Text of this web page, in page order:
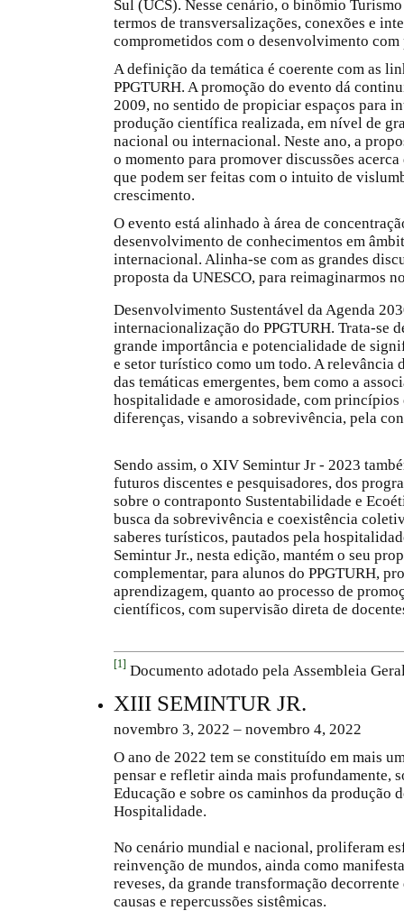
Sul (UCS). Nesse cenário, o binômio
termos de transversalizações, conexões e
comprometidos com o desenvolvimento
A definição da temática é coerente com as
PPGTURH. A promoção do evento dá
2009, no sentido de propiciar espaços para
produção científica realizada, em nível de
nacional ou internacional. Neste ano, a
o momento para promover discussões
que podem ser feitas com o intuito de
crescimento.
O evento está alinhado à área de
desenvolvimento de conhecimentos em
internacional. Alinha-se com as grandes
proposta da UNESCO, para reimaginarmos
Desenvolvimento Sustentável da Agenda
internacionalização do PPGTURH. Trata-se
grande importância e potencialidade de
e setor turístico como um todo. A relevância
das temáticas emergentes, bem como a
hospitalidade e amorosidade, com princípios
diferenças, visando a sobrevivência, pela
Sendo assim, o XIV Semintur Jr - 2023
futuros discentes e pesquisadores, dos
sobre o contraponto Sustentabilidade e
busca da sobrevivência e coexistência
saberes turísticos, pautados pela
Semintur Jr., nesta edição, mantém o seu
complementar, para alunos do PPGTURH,
aprendizagem, quanto ao processo de
científicos, com supervisão direta de
[1] Documento adotado pela Assembleia
XIII SEMINTUR JR.
novembro 3, 2022 – novembro 4, 2022
O ano de 2022 tem se constituído em mais
pensar e refletir ainda mais profundamente,
Educação e sobre os caminhos da produção
Hospitalidade.
No cenário mundial e nacional, proliferam
reinvenção de mundos, ainda como
reveses, da grande transformação
causas e repercussões sistêmicas.